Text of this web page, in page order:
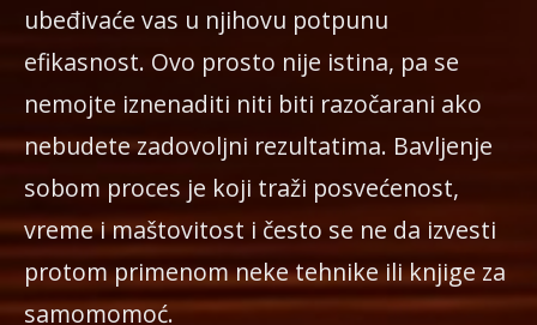
ubeđivaće vas u njihovu potpunu
efikasnost. Ovo prosto nije istina, pa se
nemojte iznenaditi niti biti razočarani ako
nebudete zadovoljni rezultatima. Bavljenje
sobom proces je koji traži posvećenost,
vreme i maštovitost i često se ne da izvesti
protom primenom neke tehnike ili knjige za
samomomoć.